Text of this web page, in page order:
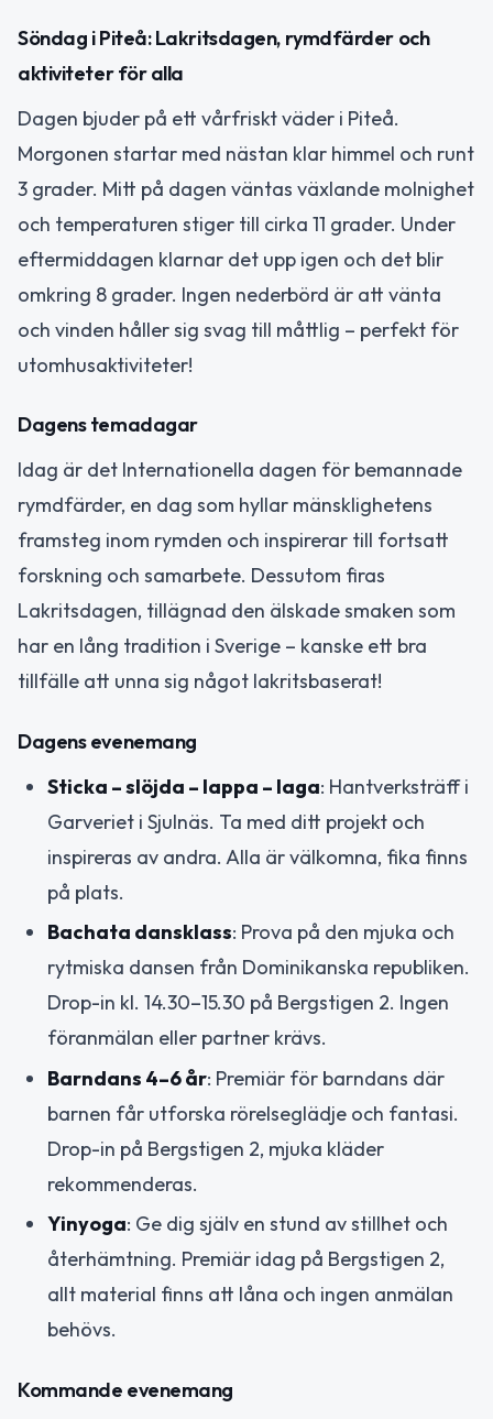
Söndag i Piteå: Lakritsdagen, rymdfärder och
aktiviteter för alla
Dagen bjuder på ett vårfriskt väder i Piteå.
Morgonen startar med nästan klar himmel och runt
3 grader. Mitt på dagen väntas växlande molnighet
och temperaturen stiger till cirka 11 grader. Under
eftermiddagen klarnar det upp igen och det blir
omkring 8 grader. Ingen nederbörd är att vänta
och vinden håller sig svag till måttlig – perfekt för
utomhusaktiviteter!
Dagens temadagar
Idag är det Internationella dagen för bemannade
rymdfärder, en dag som hyllar mänsklighetens
framsteg inom rymden och inspirerar till fortsatt
forskning och samarbete. Dessutom firas
Lakritsdagen, tillägnad den älskade smaken som
har en lång tradition i Sverige – kanske ett bra
tillfälle att unna sig något lakritsbaserat!
Dagens evenemang
Sticka – slöjda – lappa – laga: Hantverksträff i
Garveriet i Sjulnäs. Ta med ditt projekt och
inspireras av andra. Alla är välkomna, fika finns
på plats.
Bachata dansklass: Prova på den mjuka och
rytmiska dansen från Dominikanska republiken.
Drop-in kl. 14.30–15.30 på Bergstigen 2. Ingen
föranmälan eller partner krävs.
Barndans 4–6 år: Premiär för barndans där
barnen får utforska rörelseglädje och fantasi.
Drop-in på Bergstigen 2, mjuka kläder
rekommenderas.
Yinyoga: Ge dig själv en stund av stillhet och
återhämtning. Premiär idag på Bergstigen 2,
allt material finns att låna och ingen anmälan
behövs.
Kommande evenemang